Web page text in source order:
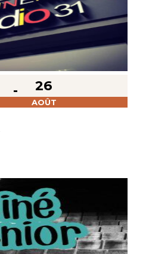
26
AOÛT